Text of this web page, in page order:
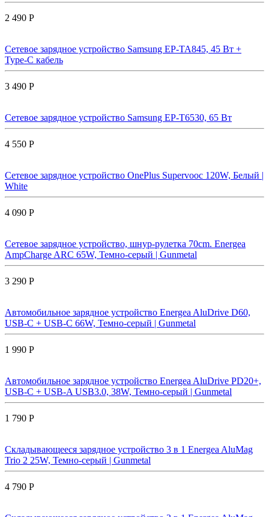
2 490 Р
Сетевое зарядное устройство Samsung EP-TA845, 45 Вт +
Type-C кабель
3 490 Р
Сетевое зарядное устройство Samsung EP-T6530, 65 Вт
4 550 Р
Сетевое зарядное устройство OnePlus Supervooc 120W, Белый |
White
4 090 Р
Сетевое зарядное устройство, шнур-рулетка 70cm. Energea
AmpCharge ARC 65W, Темно-серый | Gunmetal
3 290 Р
Автомобильное зарядное устройство Energea AluDrive D60,
USB-C + USB-С 66W, Темно-серый | Gunmetal
1 990 Р
Автомобильное зарядное устройство Energea AluDrive PD20+,
USB-C + USB-A USB3.0, 38W, Темно-серый | Gunmetal
1 790 Р
Складывающееся зарядное устройство 3 в 1 Energea AluMag
Trio 2 25W, Темно-серый | Gunmetal
4 790 Р